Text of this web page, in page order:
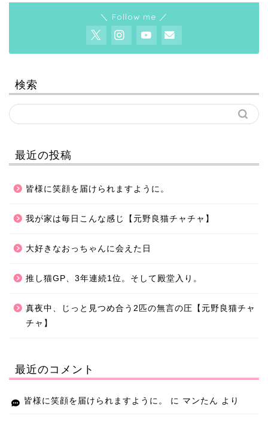
＼ Follow me ／
検索
最近の投稿
皆様に笑顔を届けられますように。
我が家は毎日こんな感じ【元野良猫チャチャ】
大好きなおっちゃんに会えた日
推し猫GP、3年連続1位。そして殿堂入り。
真夜中、じっと見つめ合う2匹の無言の圧【元野良猫チャ
チャ】
最近のコメント
皆様に笑顔を届けられますように。 に マンたん より